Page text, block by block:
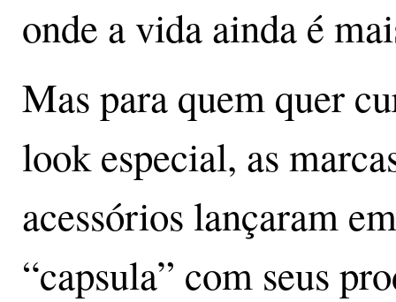
onde a vida ainda é
Mas para quem quer
look especial, as
acessórios lançaram
“capsula” com seus